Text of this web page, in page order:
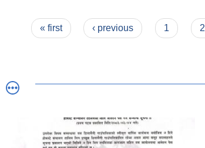
Pages
« first ‹ previous 1 2